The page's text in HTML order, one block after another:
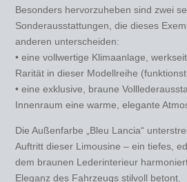
Besonders hervorzuheben sind zwei
Sonderausstattungen, die dieses
anderen unterscheiden:
• eine vollwertige Klimaanlage,
Rarität in dieser Modellreihe
• eine exklusive, braune
Innenraum eine warme, elegante
Die Außenfarbe „Bleu Lancia“
Auftritt dieser Limousine – ein tiefes,
dem braunen Lederinterieur
Eleganz des Fahrzeugs stilvoll betont.